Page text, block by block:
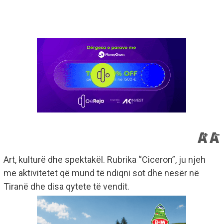
Art, kulturë dhe spektakël. Rubrika “Ciceron”, ju njeh
me aktivitetet që mund të ndiqni sot dhe nesër në
Tiranë dhe disa qytete të vendit.